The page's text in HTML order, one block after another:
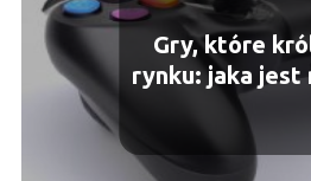
Gry, które
rynku: jaka jest
sprzedająca